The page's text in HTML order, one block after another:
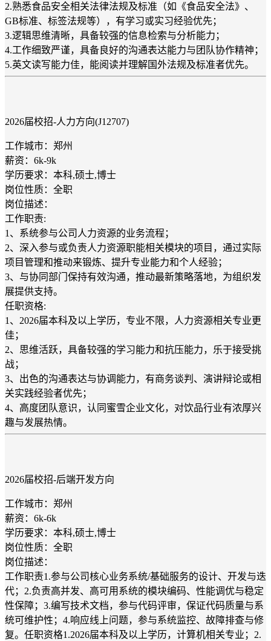
2.熟悉食品安全相关法律法规及标准（如《食品安全法》、
GB标准、标签法规等），有学习或实习经验优先；
3.逻辑思维清晰，具备较强的信息检索与分析能力；
4.工作细致严谨，具备良好的沟通表达能力与团队协作精神；
5.英文读写能力佳，能阅读并理解国外法规及标准者优先。
2026届校招-人力方向(J12707)
工作城市：郑州
薪资：6k-9k
学历要求：本科,硕士,博士
岗位性质：全职
岗位描述：
工作职责:
1、系统参与公司人力资源的业务流程；
2、深入参与或负责人力资源职能相关模块的项目，通过实际
项目管理和推动来锻炼、提升专业能力和个人经验；
3、与协同部门保持有效沟通，推动最新策略落地，为组织发
展提供支持。
任职资格:
1、2026届本科及以上学历，专业不限，人力资源相关专业更
佳；
2、思维活跃，具备较强的学习能力和抗压能力，乐于接受挑
战；
3、出色的沟通表达与协调能力，有商务谈判、演讲辩论或相
关实践经验者优先；
4、高度团队意识，认同蜜雪企业文化，对饮品行业有浓厚兴
趣与发展热情。
2026届校招-后端开发方向
工作城市：郑州
薪资：6k-6k
学历要求：本科,硕士,博士
岗位性质：全职
岗位描述：
工作职责1.参与公司核心业务系统/基础服务的设计、开发与迭
代；2.负责高并发、高可用系统的模块编码、性能调优与稳定
性保障；3.编写技术文档，参与代码评审，保证代码质量与系
统可维护性；4.响应线上问题，参与系统监控、故障排查与修
复。任职资格1.2026届本科及以上学历，计算机相关专业；2.